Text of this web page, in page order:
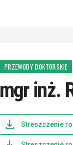
PRZEWODY DOKTORSKIE
mgr inż.
Streszczenie